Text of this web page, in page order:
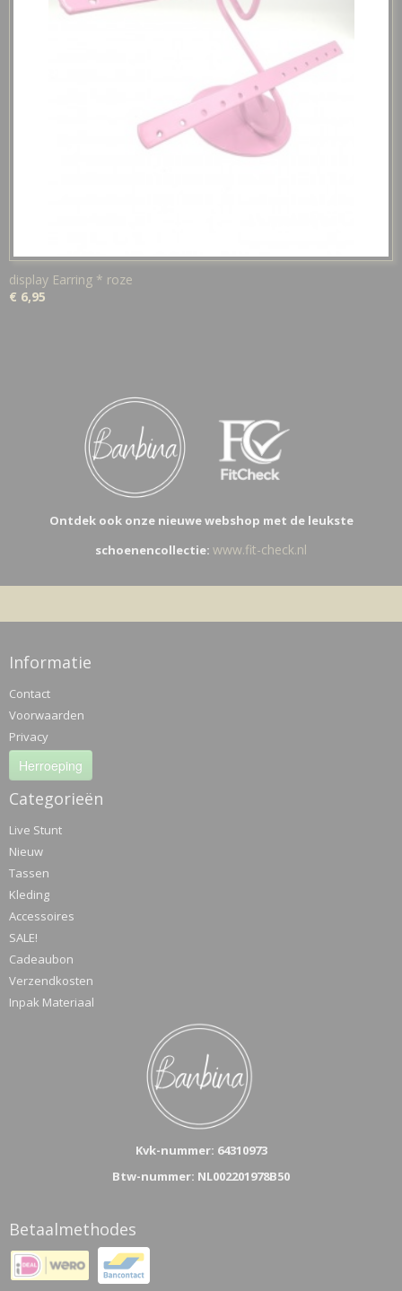
display Earring * roze
€ 6,95
Ontdek ook onze nieuwe webshop met de leukste
schoenencollectie: www.fit-check.nl
Informatie
Contact
Voorwaarden
Privacy
Herroeping
Categorieën
Live Stunt
Nieuw
Tassen
Kleding
Accessoires
SALE!
Cadeaubon
Verzendkosten
Inpak Materiaal
Kvk-nummer: 64310973
Btw-nummer: NL002201978B50
Betaalmethodes